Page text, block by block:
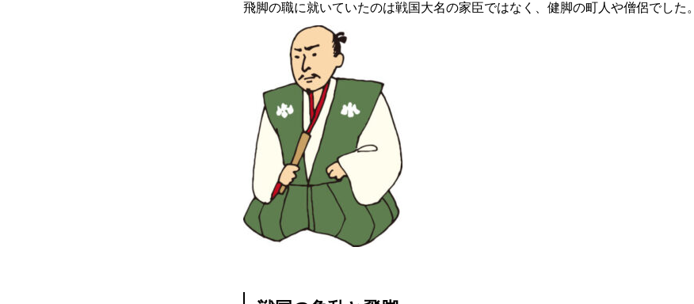
個人情報保護方針
情報セキュリティ基本方針
飛脚の職に就いていたのは戦国大名の家臣ではなく、健脚の町人や僧侶でした。